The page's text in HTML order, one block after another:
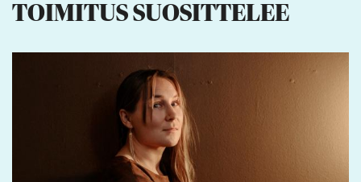
TOIMITUS SUOSITTELEE